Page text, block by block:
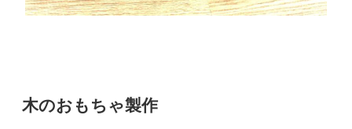
木のおもちゃ製作